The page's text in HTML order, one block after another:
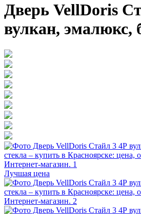
Дверь VellDoris
вулкан, эмалюкс,
Лучшая цена